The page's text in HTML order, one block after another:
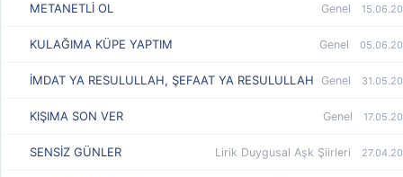
METANETLİ OL Genel
KULAĞIMA KÜPE YAPTIM Genel
İMDAT YA RESULULLAH, ŞEFAAT YA RESULULLAH Genel
KIŞIMA SON VER Genel
SENSİZ GÜNLER Lirik Duygusal Aşk Şiirleri